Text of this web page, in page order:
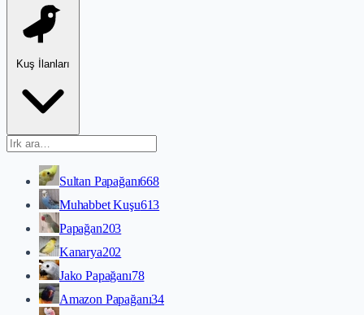
Kuş İlanları
Sultan Papağanı668
Muhabbet Kuşu613
Papağan203
Kanarya202
Jako Papağanı78
Amazon Papağanı34